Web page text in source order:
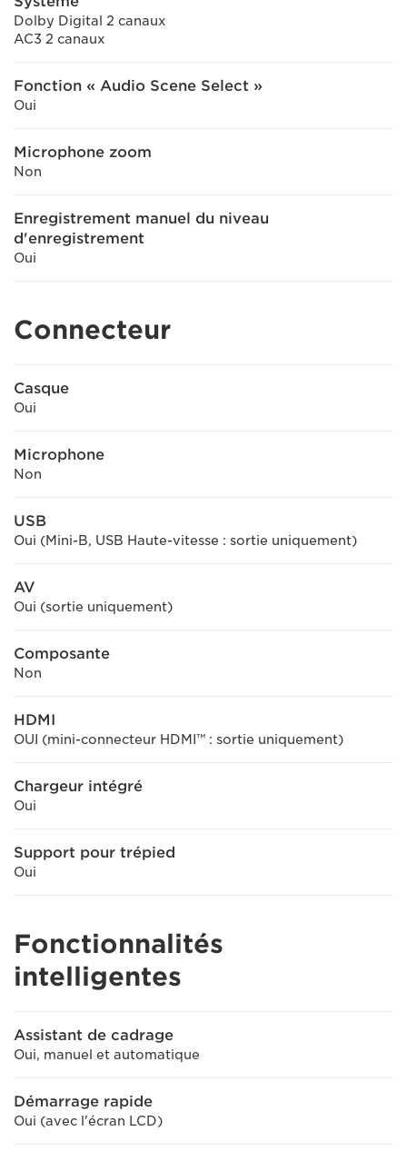
Dolby Digital 2 canaux
AC3 2 canaux
Fonction « Audio Scene Select »
Oui
Microphone zoom
Non
Enregistrement manuel du niveau
d'enregistrement
Oui
Connecteur
Casque
Oui
Microphone
Non
USB
Oui (Mini-B, USB Haute-vitesse : sortie uniquement)
AV
Oui (sortie uniquement)
Composante
Non
HDMI
OUI (mini-connecteur HDMI™ : sortie uniquement)
Chargeur intégré
Oui
Support pour trépied
Oui
Fonctionnalités
intelligentes
Assistant de cadrage
Oui, manuel et automatique
Démarrage rapide
Oui (avec l'écran LCD)